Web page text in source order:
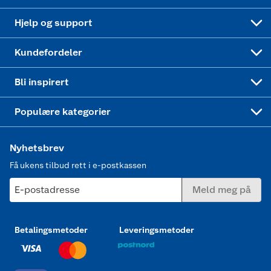
Hjelp og support
Kundefordeler
Bli inspirert
Populære kategorier
Nyhetsbrev
Få ukens tilbud rett i e-postkassen
E-postadresse Meld meg på
Betalingsmetoder Leveringsmetoder